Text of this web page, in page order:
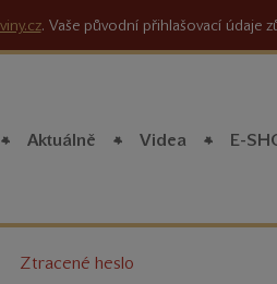
. Vaše původní přihlašovací údaje
Aktuálně Videa E-
Ztracené heslo